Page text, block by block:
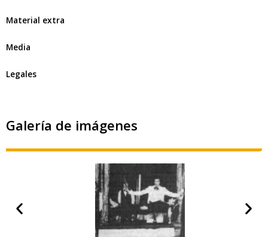
Material extra
Media
Legales
Galería de imágenes